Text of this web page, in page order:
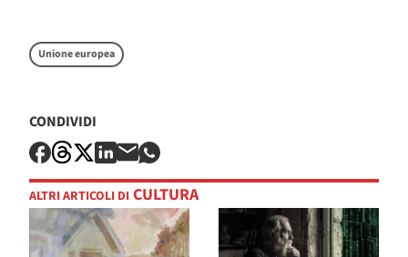
Unione europea
CONDIVIDI
ALTRI ARTICOLI DI CULTURA